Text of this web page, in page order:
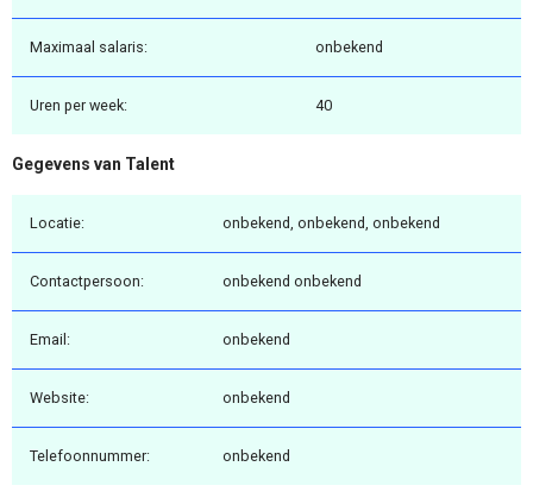
Maximaal salaris: onbekend
Uren per week: 40
Gegevens van Talent
Locatie: onbekend, onbekend, onbekend
Contactpersoon: onbekend onbekend
Email: onbekend
Website: onbekend
Telefoonnummer: onbekend